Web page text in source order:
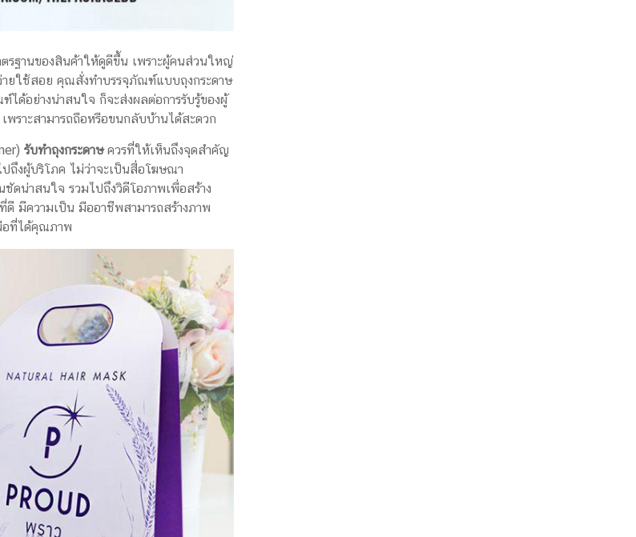
รฐานของสินค้าให้ดูดีขึ้น เพราะผู้คนส่วนใหญ่
ายใช้สอย คุณสั่งทำบรรจุภัณฑ์แบบถุงกระดาษ
ด้อย่างน่าสนใจ ก็จะส่งผลต่อการรับรู้ของผู้
พราะสามารถถือหรือขนกลับบ้านได้สะดวก
) รับทําถุงกระดาษควรที่ให้เห็นถึงจุดสำคัญ
ถึงผู้บริโภค ไม่ว่าจะเป็นสื่อโฆษณา
ดน่าสนใจ รวมไปถึงวิดีโอภาพเพื่อสร้าง
มีความเป็น มืออาชีพสามารถสร้างภาพ
อที่ได้คุณภาพ